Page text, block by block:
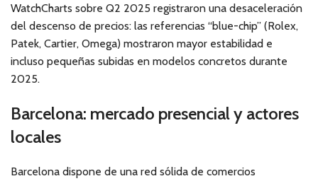
WatchCharts sobre Q2 2025 registraron una desaceleración
del descenso de precios: las referencias “blue-chip” (Rolex,
Patek, Cartier, Omega) mostraron mayor estabilidad e
incluso pequeñas subidas en modelos concretos durante
2025.
Barcelona: mercado presencial y actores
locales
Barcelona dispone de una red sólida de comercios